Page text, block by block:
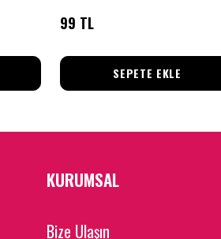
99 TL
SEPETE EKLE
KURUMSAL
Bize Ulaşın